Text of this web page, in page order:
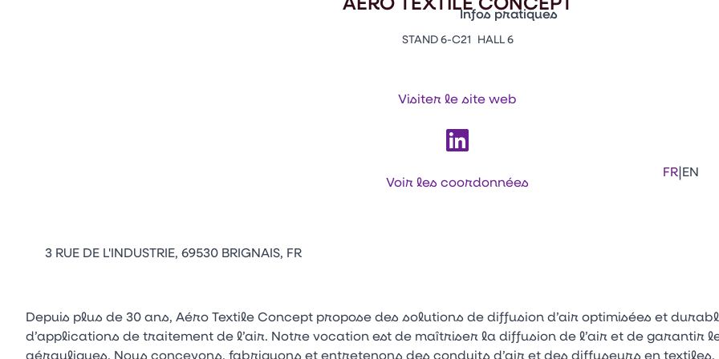
Infos pratiques
Contacts
Appuyez sur Entrée pour ouvrir le lien.
FR|EN
STAND 6-C21 HALL 6
Visiter le site web
Voir les coordonnées
3 RUE DE L'INDUSTRIE, 69530 BRIGNAIS, FR
Depuis plus de 30 ans, Aéro Textile Concept propose des solutions de diffusion d’air optimisées et
d’applications de traitement de l’air. Notre vocation est de maîtriser la diffusion de l’air et de garantir
aérauliques. Nous concevons, fabriquons et entretenons des conduits d’air et des diffuseurs en textiles.